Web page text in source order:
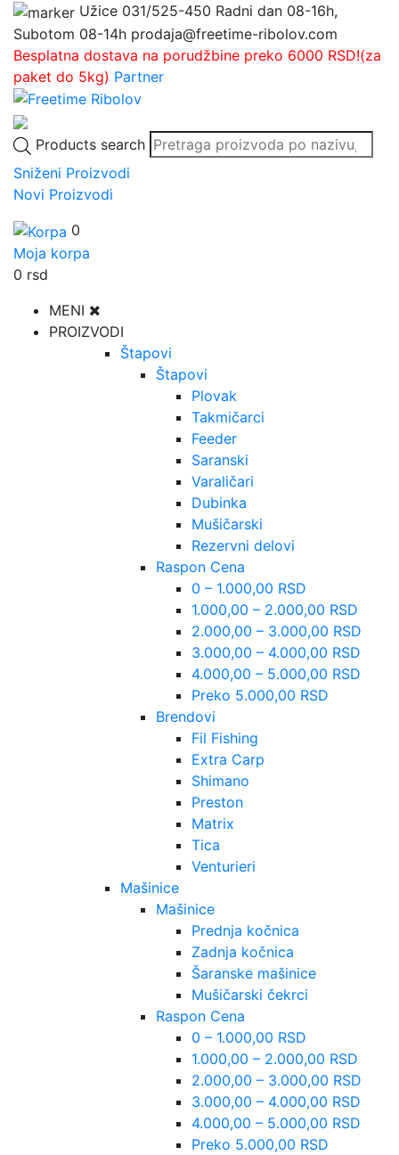
Užice 031/525-450 Radni dan 08-16h,
Subotom 08-14h prodaja@freetime-ribolov.com
Besplatna dostava na porudžbine preko 6000 RSD!(za
paket do 5kg) Partner
Products search
Sniženi Proizvodi
Novi Proizvodi
0
Moja korpa
0 rsd
MENI
PROIZVODI
Štapovi
Štapovi
Plovak
Takmičarci
Feeder
Saranski
Varaličari
Dubinka
Mušičarski
Rezervni delovi
Raspon Cena
0 – 1.000,00 RSD
1.000,00 – 2.000,00 RSD
2.000,00 – 3.000,00 RSD
3.000,00 – 4.000,00 RSD
4.000,00 – 5.000,00 RSD
Preko 5.000,00 RSD
Brendovi
Fil Fishing
Extra Carp
Shimano
Preston
Matrix
Tica
Venturieri
Mašinice
Mašinice
Prednja kočnica
Zadnja kočnica
Šaranske mašinice
Mušičarski čekrci
Raspon Cena
0 – 1.000,00 RSD
1.000,00 – 2.000,00 RSD
2.000,00 – 3.000,00 RSD
3.000,00 – 4.000,00 RSD
4.000,00 – 5.000,00 RSD
Preko 5.000,00 RSD